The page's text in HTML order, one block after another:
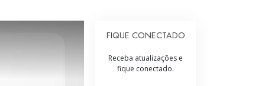
A Escala de Tom Emocional
FIQUE CONECTADO
Receba atualizações e
fique conectado.